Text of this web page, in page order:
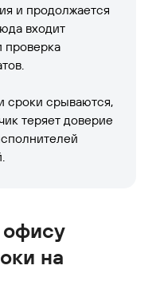
и продолжается
входит
проверка
сроки срываются,
теряет доверие
на